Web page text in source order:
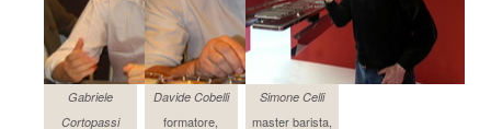
Gabriele
Cortopassi
Davide Cobelli
formatore,
Simone Celli
master barista,